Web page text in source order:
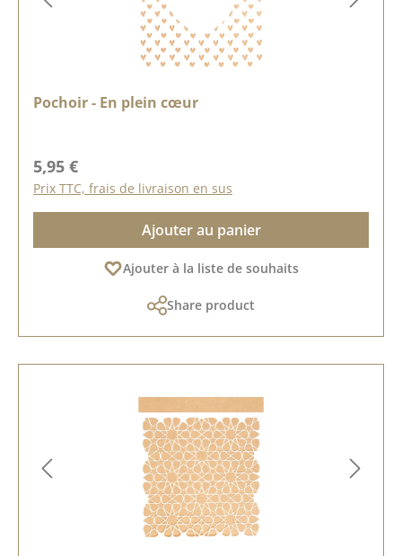
Pochoir - En plein cœur
Prix régulier :
5,95 €
Prix TTC, frais de livraison en sus
Ajouter au panier
Ajouter à la liste de souhaits
Share product